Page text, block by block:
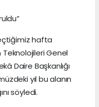
hafta
Teknolojileri Genel
Daire Başkanlığı
yıl bu alanın
söyledi.